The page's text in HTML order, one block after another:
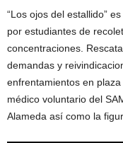
“Los ojos del estallido”
por estudiantes de
concentraciones.
demandas y
enfrentamientos en
médico voluntario del
Alameda así como la